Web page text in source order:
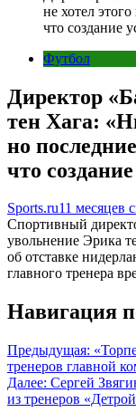
не хотел
что создание
Футбол
Директор
тен Хага:
но
что
Sports.ru11 месяцев
Спортивный
увольнение Эрика
об отставке
главного тренера
Навигация
Предыдущая:
тренеров главной
Далее: Сергей
из тренеров